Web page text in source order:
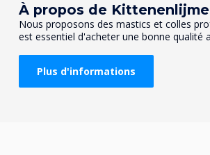
À propos de
Nous proposons des mastics et colles
est essentiel d'acheter une bonne qualité
Plus d'informations